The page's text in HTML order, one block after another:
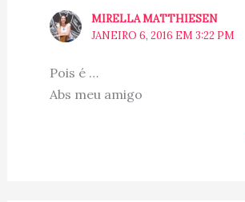
MIRELLA MATTHIESEN
JANEIRO 6, 2016 EM 3:22 PM
Pois é …
Abs meu amigo